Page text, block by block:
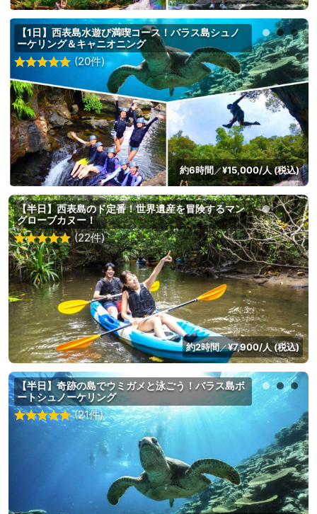
【1日】西表島水遊び満喫コース！バラス島シュノ
ーケリング＆キャニオニング
(20件)
約6時間／¥15,000/人 (税込)
【半日】西表島のド定番！世界遺産を冒険するマン
グローブカヌー！
(22件)
約2時間／¥7,900/人 (税込)
【半日】奇跡の島でウミガメと泳ごう！バラス島ボ
ートシュノーケリング
(21件)